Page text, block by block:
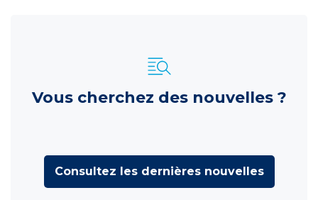
Vous cherchez des nouvelles ?
Consultez les dernières nouvelles